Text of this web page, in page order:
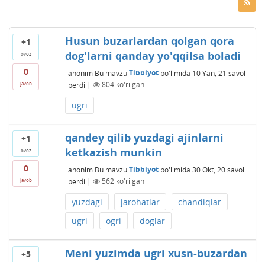
+1
ovoz
0
javob
Husun buzarlardan qolgan qora
dog'larni qanday yo'qqilsa boladi
anonim Bu mavzuTibbiyotbo'limida 10 Yan, 21 savol
berdi | 804ko'rilgan
ugri
+1
ovoz
0
javob
qandey qilib yuzdagi ajinlarni
ketkazish munkin
anonim Bu mavzuTibbiyotbo'limida 30 Okt, 20 savol
berdi | 562ko'rilgan
yuzdagi jarohatlar
chandiqlar
ugri
ogri doglar
+5
Meni yuzimda ugri xusn-buzardan